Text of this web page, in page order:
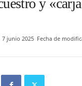
y
7 junio 2025 Fecha de